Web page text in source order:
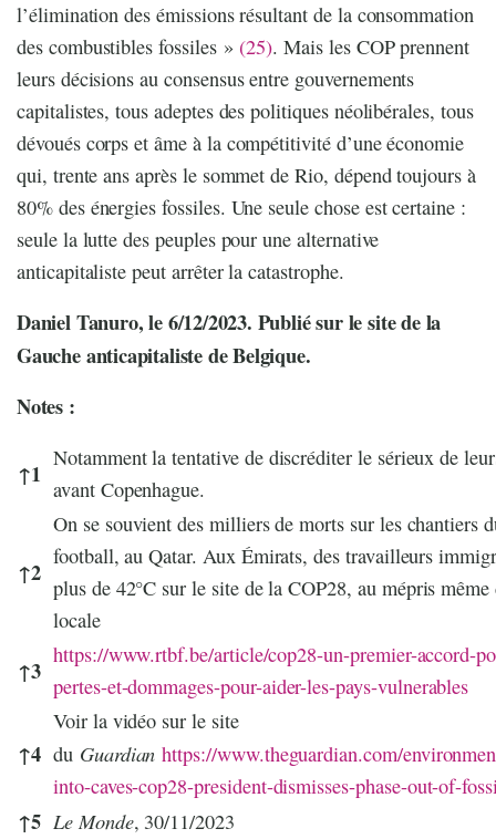
l’élimination des émissions résultant de la consommation
des combustibles fossiles » (25). Mais les COP prennent
leurs décisions au consensus entre gouvernements
capitalistes, tous adeptes des politiques néolibérales, tous
dévoués corps et âme à la compétitivité d’une économie
qui, trente ans après le sommet de Rio, dépend toujours à
80% des énergies fossiles. Une seule chose est certaine :
seule la lutte des peuples pour une alternative
anticapitaliste peut arrêter la catastrophe.
Daniel Tanuro, le 6/12/2023. Publié sur le site de la
Gauche anticapitaliste de Belgique.
Notes :
↑1
Notamment la tentative de discréditer le sérieux de
avant Copenhague.
↑2
On se souvient des milliers de morts sur les chantiers
football, au Qatar. Aux Émirats, des travailleurs
plus de 42°C sur le site de la COP28, au mépris
locale
↑3
https://www.rtbf.be/article/cop28-un-premier-accord-
pertes-et-dommages-pour-aider-les-pays-vulnerables
↑4
Voir la vidéo sur le site
du Guardian https://www.theguardian.com/
into-caves-cop28-president-dismisses-phase-out-of-
↑5 Le Monde, 30/11/2023